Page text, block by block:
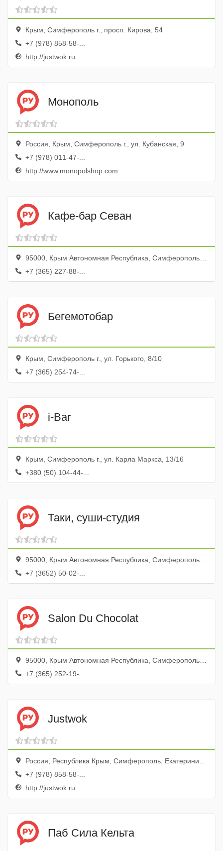
Крым, Симферополь г., просп. Кирова, 54
+7 (978) 858-58-...
http://justwok.ru
Монополь
Россия, Крым, Симферополь г., ул. Кубанская, 9
+7 (978) 011-47-...
http://www.monopolshop.com
Кафе-бар Севан
95000, Крым Автономная Республика, Симферополь, проспект Победы, 80
+7 (365) 227-88-...
Бегемотобар
Крым, Симферополь г., ул. Горького, 8/10
+7 (365) 254-74-...
i-Bar
Крым, Симферополь г., ул. Карла Маркса, 13/16
+380 (50) 104-44-...
Таки, суши-студия
95000, Крым Автономная Республика, Симферополь, ул. Большевистская, 28/9
+7 (3652) 50-02-...
Salon Du Chocolat
95000, Крым Автономная Республика, Симферополь, проспект Кирова, 66
+7 (365) 252-19-...
Justwok
Россия, Республика Крым, Симферополь, Екатерининская улица, 52
+7 (978) 858-58-...
http://justwok.ru
Паб Сила Кельта